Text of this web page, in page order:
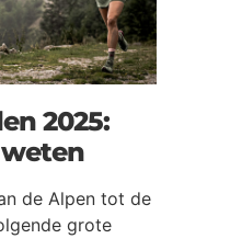
2025:
de Alpen tot de
grote